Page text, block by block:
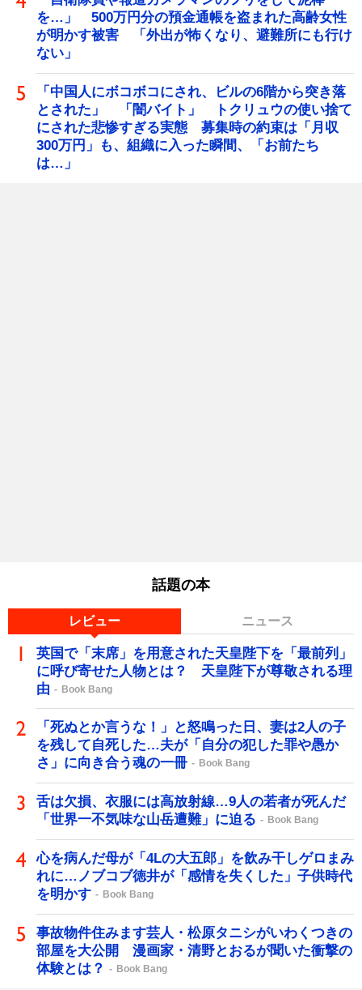
を…」 500万円分の預金通帳を盗まれた高齢女性
が明かす被害 「外出が怖くなり、避難所にも行け
ない」
「中国人にボコボコにされ、ビルの6階から突き落
とされた」 「闇バイト」 トクリュウの使い捨て
にされた悲惨すぎる実態 募集時の約束は「月収
300万円」も、組織に入った瞬間、「お前たち
は…」
話題の本
レビュー ニュース
英国で「末席」を用意された天皇陛下を「最前列」
に呼び寄せた人物とは？ 天皇陛下が尊敬される理
由
Book Bang
「死ぬとか言うな！」と怒鳴った日、妻は2人の子
を残して自死した…夫が「自分の犯した罪や愚か
さ」に向き合う魂の一冊
Book Bang
舌は欠損、衣服には高放射線…9人の若者が死んだ
「世界一不気味な山岳遭難」に迫る
Book Bang
心を病んだ母が「4Lの大五郎」を飲み干しゲロまみ
れに…ノブコブ徳井が「感情を失くした」子供時代
を明かす
Book Bang
事故物件住みます芸人・松原タニシがいわくつきの
部屋を大公開 漫画家・清野とおるが聞いた衝撃の
体験とは？
Book Bang